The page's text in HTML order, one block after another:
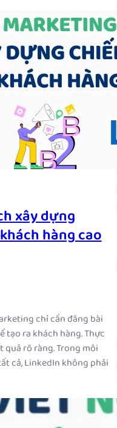
xây dựng
hàng cao
chỉ cần đăng bài
ra khách hàng. Thực
quả rõ ràng. Trong môi
cả, LinkedIn không phải